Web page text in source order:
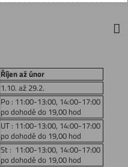
Říjen až únor
1.10. až 29.2.
Po : 11:00-13:00, 14:00-17:00
po dohodě do 19,00 hod
UT : 11:00-13:00, 14:00-17:00
po dohodě do 19,00 hod
St : 11:00-13:00, 14:00-17:00
po dohodě do 19,00 hod